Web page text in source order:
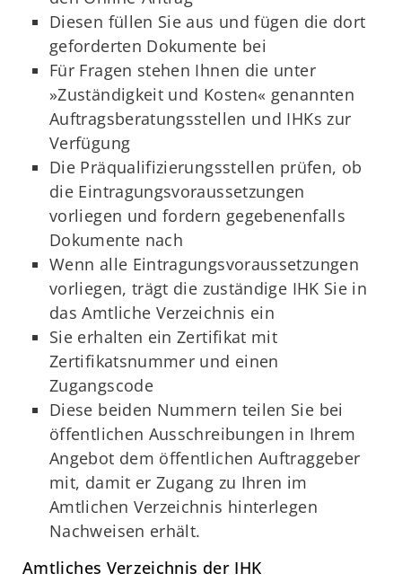
Diesen füllen Sie aus und fügen die dort
geforderten Dokumente bei
Für Fragen stehen Ihnen die unter
»Zuständigkeit und Kosten« genannten
Auftragsberatungsstellen und IHKs zur
Verfügung
Die Präqualifizierungsstellen prüfen, ob
die Eintragungsvoraussetzungen
vorliegen und fordern gegebenenfalls
Dokumente nach
Wenn alle Eintragungsvoraussetzungen
vorliegen, trägt die zuständige IHK Sie in
das Amtliche Verzeichnis ein
Sie erhalten ein Zertifikat mit
Zertifikatsnummer und einen
Zugangscode
Diese beiden Nummern teilen Sie bei
öffentlichen Ausschreibungen in Ihrem
Angebot dem öffentlichen Auftraggeber
mit, damit er Zugang zu Ihren im
Amtlichen Verzeichnis hinterlegen
Nachweisen erhält.
Amtliches Verzeichnis der IHK